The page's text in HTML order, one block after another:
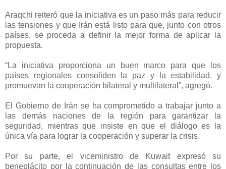
Araqchi reiteró que la iniciativa es un paso más para reducir
las tensiones y que Irán está listo para que, junto con otros
países, se proceda a definir la mejor forma de aplicar la
propuesta.
“La iniciativa proporciona un buen marco para que los
países regionales consoliden la paz y la estabilidad, y
promuevan la cooperación bilateral y multilateral”, agregó.
El Gobierno de Irán se ha comprometido a trabajar junto a
las demás naciones de la región para garantizar la
seguridad, mientras que insiste en que el diálogo es la
única vía para lograr la cooperación y superar la crisis.
Por su parte, el viceministro de Kuwait expresó su
beneplácito por la continuación de las consultas entre los